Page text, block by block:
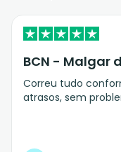
BCN - Malgar
Correu tudo
atrasos, sem